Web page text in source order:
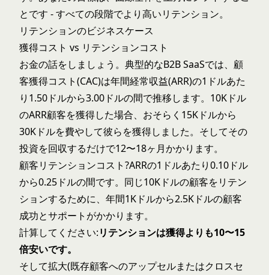
とです - すべての段階でより高いリテンション。
リテンションのビジネスケース
獲得コスト vs リテンションコスト
お金の話をしましょう。典型的なB2B SaaSでは、顧
客獲得コスト(CAC)は年間経常収益(ARR)の1ドルあた
り1.50ドルから3.00ドルの間で推移します。10Kドル
のARR顧客を獲得した場合、おそらく15Kドルから
30Kドルを費やして彼らを獲得しました。そしてその
投資を回収するだけで12〜18ヶ月かかります。
顧客リテンションコスト?ARRの1ドルあたり0.10ドル
から0.25ドルの間です。同じ10Kドルの顧客をリテン
ションするために、年間1Kドルから2.5Kドルの顧客
成功とサポートがかかります。
計算してください:リテンションは獲得よりも10〜15
倍安いです。
そして拡大(既存顧客へのアップセルまたはクロスセ